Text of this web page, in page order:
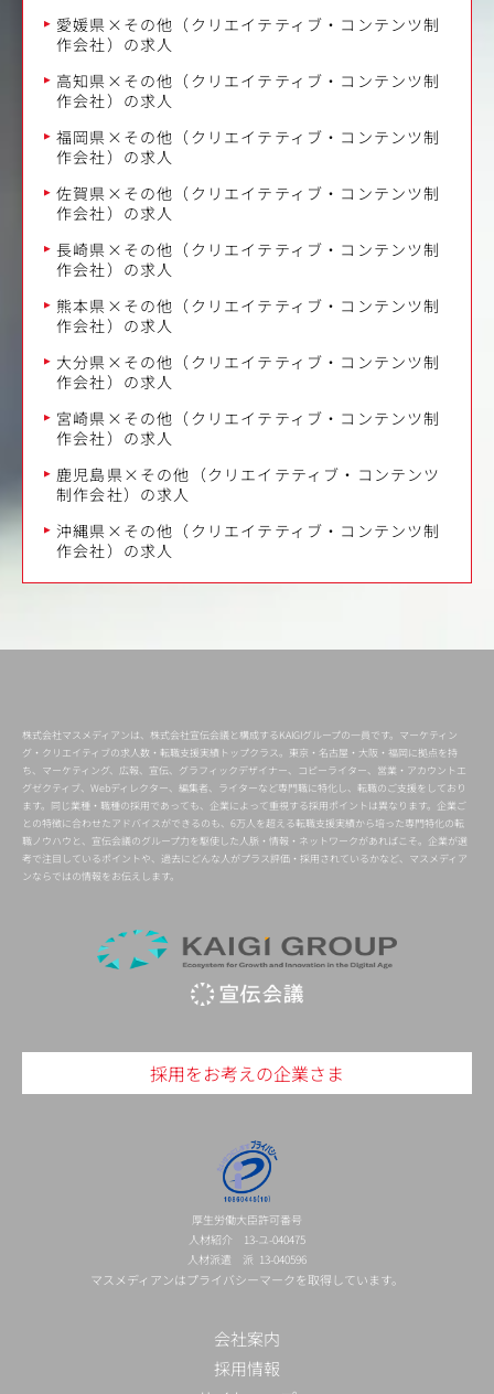
愛媛県×その他（クリエイテティブ・コンテンツ制
作会社）の求人
高知県×その他（クリエイテティブ・コンテンツ制
作会社）の求人
福岡県×その他（クリエイテティブ・コンテンツ制
作会社）の求人
佐賀県×その他（クリエイテティブ・コンテンツ制
作会社）の求人
長崎県×その他（クリエイテティブ・コンテンツ制
作会社）の求人
熊本県×その他（クリエイテティブ・コンテンツ制
作会社）の求人
大分県×その他（クリエイテティブ・コンテンツ制
作会社）の求人
宮崎県×その他（クリエイテティブ・コンテンツ制
作会社）の求人
鹿児島県×その他（クリエイテティブ・コンテンツ
制作会社）の求人
沖縄県×その他（クリエイテティブ・コンテンツ制
作会社）の求人
株式会社マスメディアンは、株式会社宣伝会議と構成するKAIGIグループの一員です。マーケティン
グ・クリエイティブの求人数・転職支援実績トップクラス。東京・名古屋・大阪・福岡に拠点を持
ち、マーケティング、広報、宣伝、グラフィックデザイナー、コピーライター、営業・アカウントエ
グゼクティブ、Webディレクター、編集者、ライターなど専門職に特化し、転職のご支援をしており
ます。同じ業種・職種の採用であっても、企業によって重視する採用ポイントは異なります。企業ご
との特徴に合わせたアドバイスができるのも、6万人を超える転職支援実績から培った専門特化の転
職ノウハウと、宣伝会議のグループ力を駆使した人脈・情報・ネットワークがあればこそ。企業が選
考で注目しているポイントや、過去にどんな人がプラス評価・採用されているかなど、マスメディア
ンならではの情報をお伝えします。
採用をお考えの企業さま
厚生労働大臣許可番号
人材紹介 13-ユ-040475
人材派遣 派 13-040596
マスメディアンはプライバシーマークを取得しています。
会社案内
採用情報